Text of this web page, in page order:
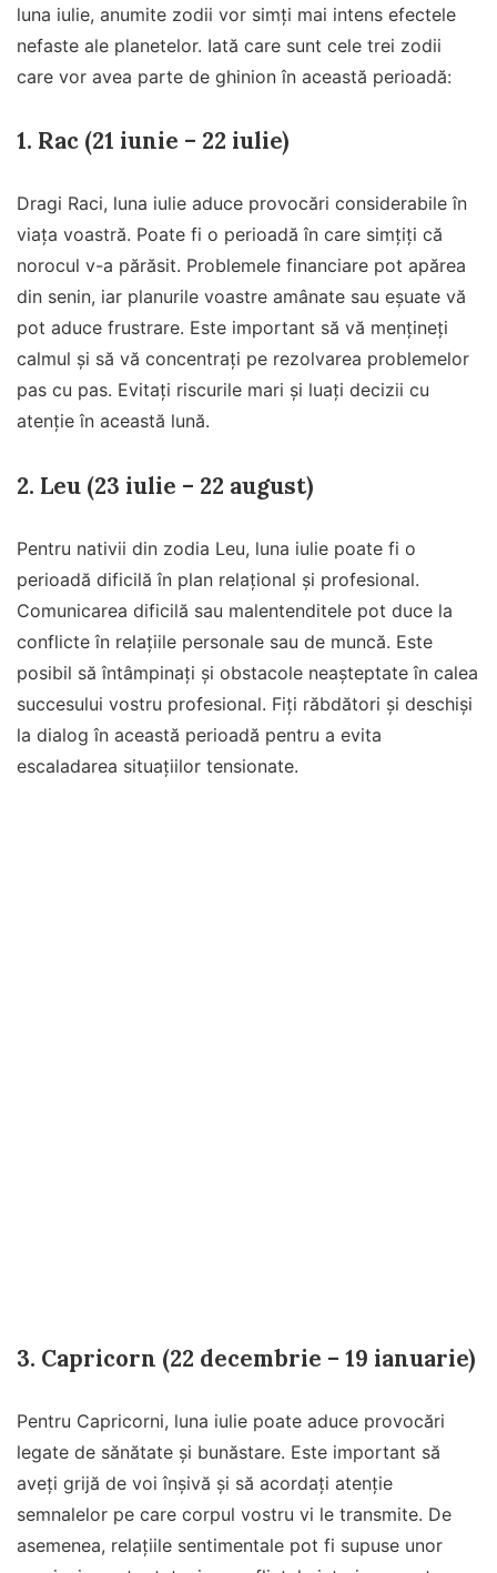
luna iulie, anumite zodii vor simți mai intens efectele
nefaste ale planetelor. Iată care sunt cele trei zodii
care vor avea parte de ghinion în această perioadă:
1. Rac (21 iunie – 22 iulie)
Dragi Raci, luna iulie aduce provocări considerabile în
viața voastră. Poate fi o perioadă în care simțiți că
norocul v-a părăsit. Problemele financiare pot apărea
din senin, iar planurile voastre amânate sau eșuate vă
pot aduce frustrare. Este important să vă mențineți
calmul și să vă concentrați pe rezolvarea problemelor
pas cu pas. Evitați riscurile mari și luați decizii cu
atenție în această lună.
2. Leu (23 iulie – 22 august)
Pentru nativii din zodia Leu, luna iulie poate fi o
perioadă dificilă în plan relațional și profesional.
Comunicarea dificilă sau malentenditele pot duce la
conflicte în relațiile personale sau de muncă. Este
posibil să întâmpinați și obstacole neașteptate în calea
succesului vostru profesional. Fiți răbdători și deschiși
la dialog în această perioadă pentru a evita
escaladarea situațiilor tensionate.
3. Capricorn (22 decembrie – 19 ianuarie)
Pentru Capricorni, luna iulie poate aduce provocări
legate de sănătate și bunăstare. Este important să
aveți grijă de voi înșivă și să acordați atenție
semnalelor pe care corpul vostru vi le transmite. De
asemenea, relațiile sentimentale pot fi supuse unor